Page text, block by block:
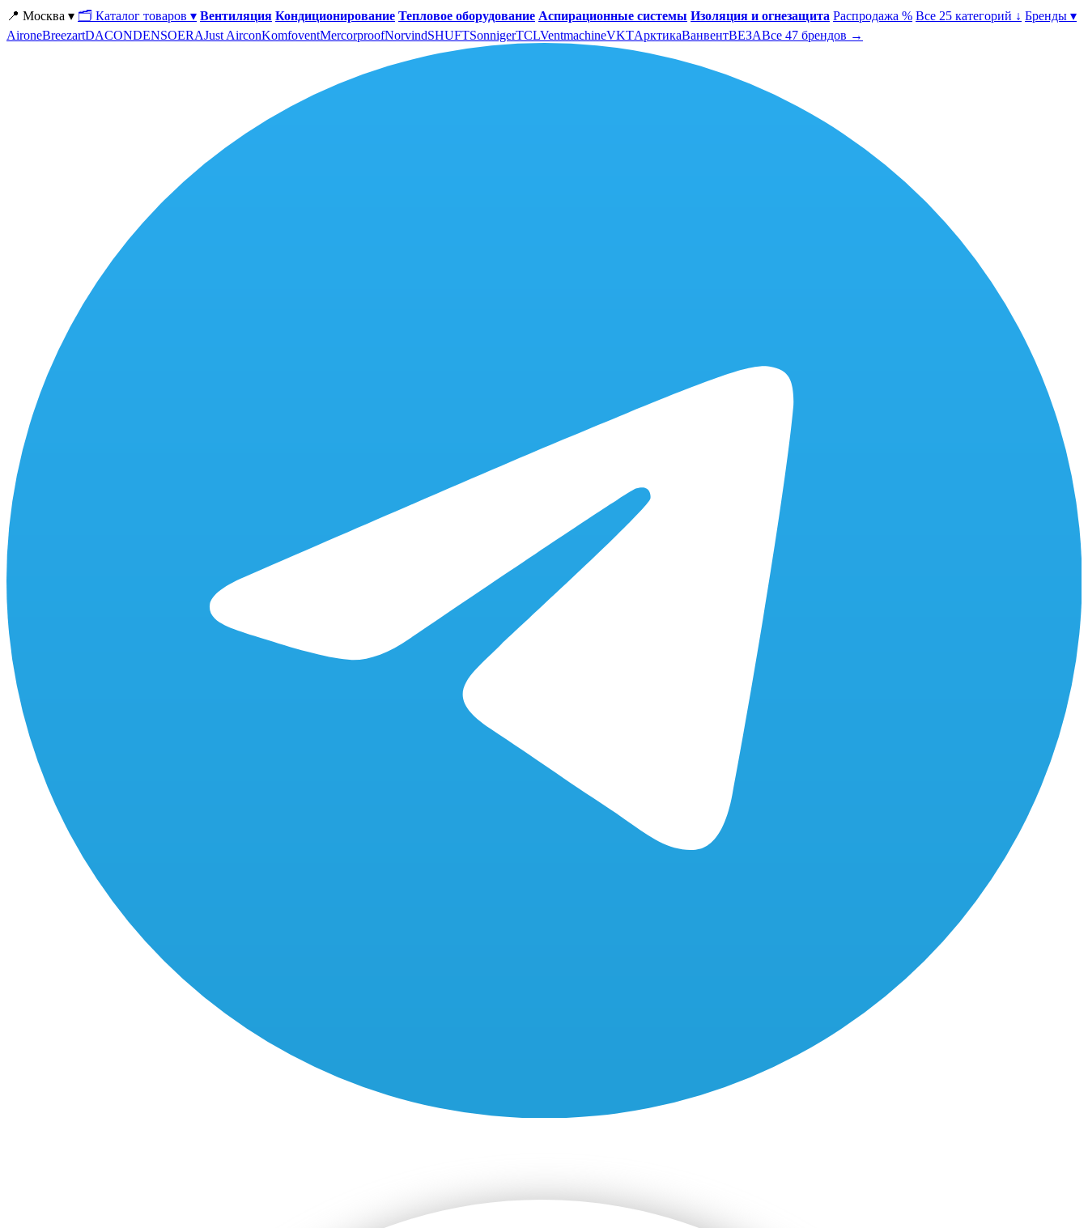
📍 Москва ▾ 🗂 Каталог товаров ▾ Вентиляция Кондиционирование Тепловое оборудование Аспирационные системы Изоляция и огнезащита Распродажа % Все 25 категорий ↓ Бренды ▾
AironeBreezartDACONDENSOERAJust AirconKomfoventMercorproofNorvindSHUFTSonnigerTCLVentmachineVKTАрктикаВанвентВЕЗАВсе 47 брендов →